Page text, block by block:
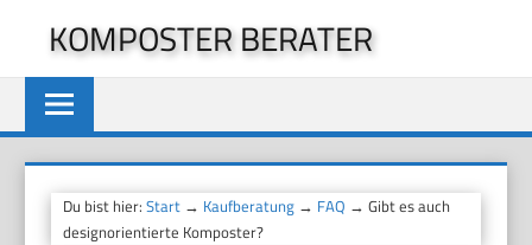
springen
KOMPOSTER BERATER
Du bist hier:Start → Kaufberatung → FAQ → Gibt es auch
designorientierte Komposter?